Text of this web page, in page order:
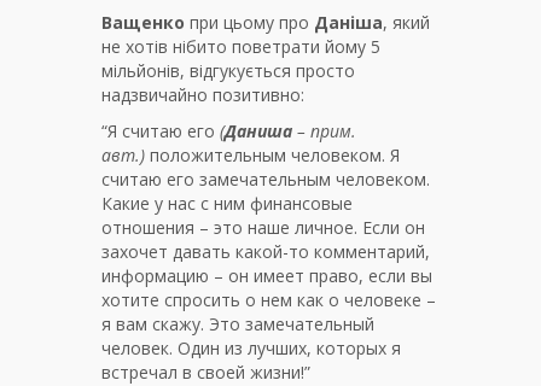
Ващенко при цьому про Даніша, який
не хотів нібито поветрати йому 5
мільйонів, відгукується просто
надзвичайно позитивно:
“Я считаю его (Даниша – прим.
авт.) положительным человеком. Я
считаю его замечательным человеком.
Какие у нас с ним финансовые
отношения – это наше личное. Если он
захочет давать какой-то комментарий,
информацию – он имеет право, если вы
хотите спросить о нем как о человеке –
я вам скажу. Это замечательный
человек. Один из лучших, которых я
встречал в своей жизни!”